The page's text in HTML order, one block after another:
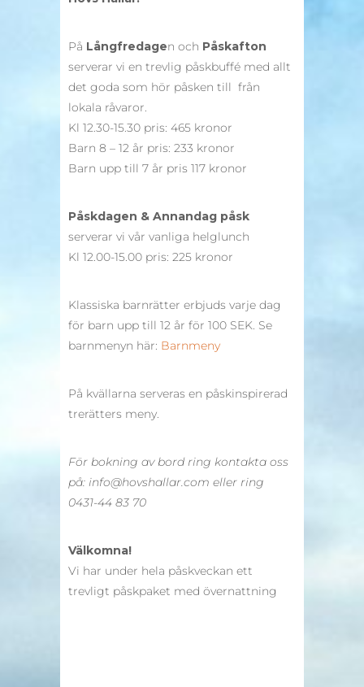
På Långfredagen och Påskafton
serverar vi en trevlig påskbuffé med allt
det goda som hör påsken till från
lokala råvaror.
Kl 12.30-15.30 pris: 465 kronor
Barn 8 – 12 år pris: 233 kronor
Barn upp till 7 år pris 117 kronor
Påskdagen & Annandag påsk
serverar vi vår vanliga helglunch
Kl 12.00-15.00 pris: 225 kronor
Klassiska barnrätter erbjuds varje dag
för barn upp till 12 år för 100 SEK. Se
barnmenyn här: Barnmeny
På kvällarna serveras en påskinspirerad
trerätters meny.
För bokning av bord ring kontakta oss
på: info@hovshallar.com eller ring
0431-44 83 70
Välkomna!
Vi har under hela påskveckan ett
trevligt påskpaket med övernattning